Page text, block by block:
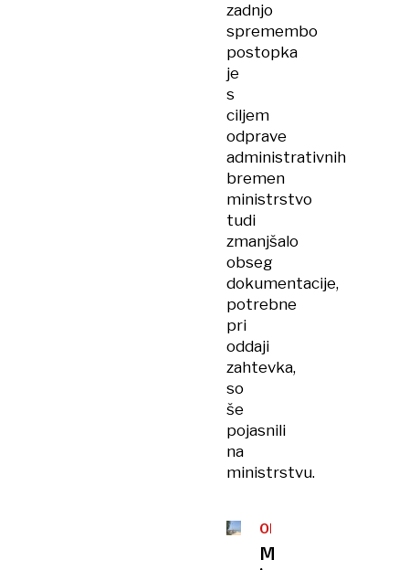
zadnjo
spremembo
postopka
je
s
ciljem
odprave
administrativnih
bremen
ministrstvo
tudi
zmanjšalo
obseg
dokumentacije,
potrebne
pri
oddaji
zahtevka,
so
še
pojasnili
na
ministrstvu.
OBALA
Milijonska